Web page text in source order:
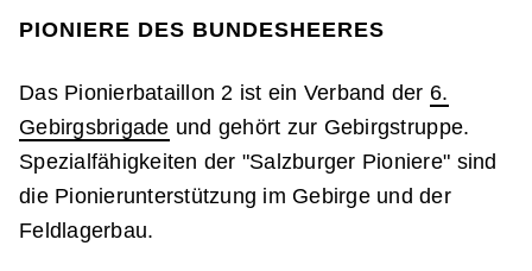
PIONIERE DES BUNDESHEERES
Das Pionierbataillon 2 ist ein Verband der 6.
Gebirgsbrigade und gehört zur Gebirgstruppe.
Spezialfähigkeiten der "Salzburger Pioniere" sind
die Pionierunterstützung im Gebirge und der
Feldlagerbau.